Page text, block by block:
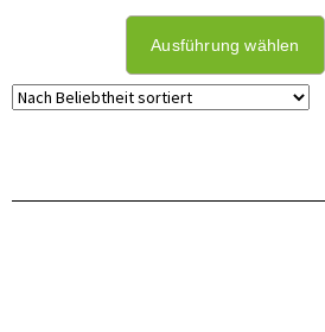
Ausführung wählen